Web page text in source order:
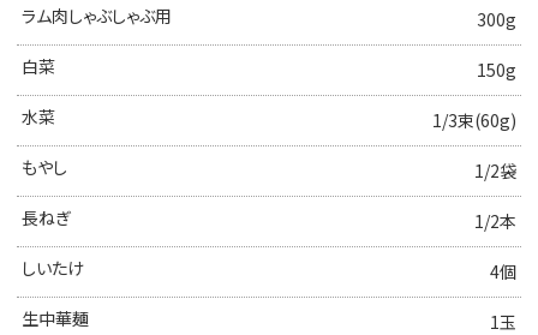
ラム肉しゃぶしゃぶ用
300g
白菜
150g
水菜
1/3束(60g)
もやし
1/2袋
長ねぎ
1/2本
しいたけ
4個
生中華麺
1玉